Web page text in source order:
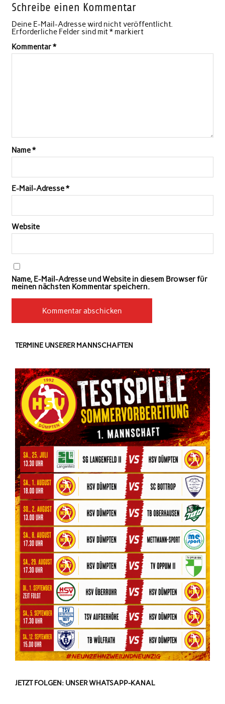
Schreibe einen Kommentar
Deine E-Mail-Adresse wird nicht veröffentlicht.
Erforderliche Felder sind mit*markiert
Kommentar*
Name*
E-Mail-Adresse*
Website
Name, E-Mail-Adresse und Website in diesem Browser für
meinen nächsten Kommentar speichern.
TERMINE UNSERER MANNSCHAFTEN
JETZT FOLGEN: UNSER WHATSAPP-KANAL